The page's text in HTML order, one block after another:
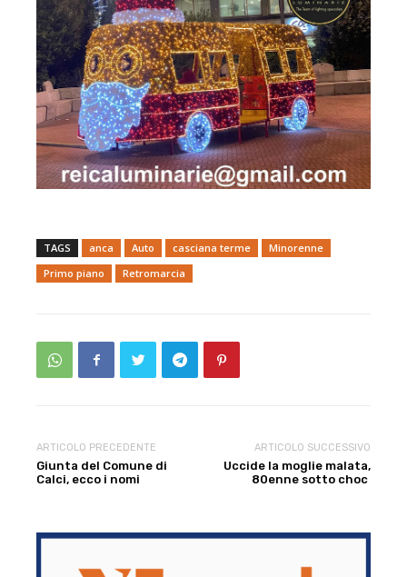
TAGS anca Auto casciana terme
Minorenne
Primo piano
Retromarcia
ARTICOLO PRECEDENTE
Giunta del Comune di
Calci, ecco i nomi
ARTICOLO SUCCESSIVO
Uccide la moglie malata,
80enne sotto choc